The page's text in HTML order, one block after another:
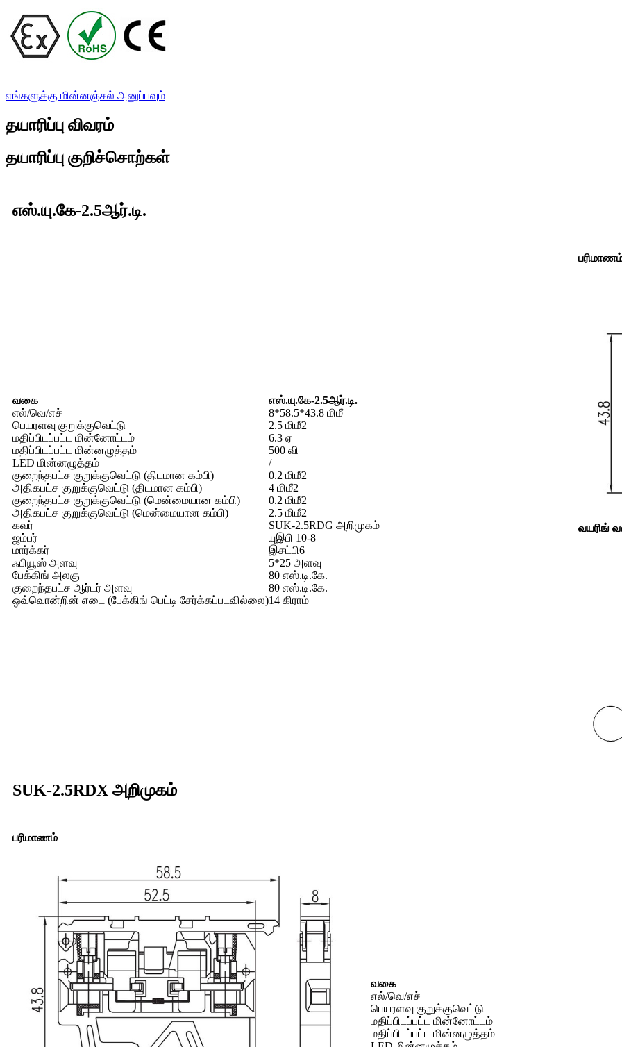
எங்களுக்கு மின்னஞ்சல் அனுப்பவும்
தயாரிப்பு விவரம்
தயாரிப்பு குறிச்சொற்கள்
எஸ்.யு.கே-2.5ஆர்.டி.
வகை
எஸ்.யு.கே-2.5ஆர்.டி.
எல்/வெ/எச்
8*58.5*43.8 மிமீ
பெயரளவு குறுக்குவெட்டு
2.5 மிமீ2
மதிப்பிடப்பட்ட மின்னோட்டம்
6.3 ஏ
மதிப்பிடப்பட்ட மின்னழுத்தம்
500 வி
LED மின்னழுத்தம்
/
குறைந்தபட்ச குறுக்குவெட்டு (திடமான கம்பி)
0.2 மிமீ2
அதிகபட்ச குறுக்குவெட்டு (திடமான கம்பி)
4 மிமீ2
குறைந்தபட்ச குறுக்குவெட்டு (மென்மையான கம்பி)
0.2 மிமீ2
அதிகபட்ச குறுக்குவெட்டு (மென்மையான கம்பி)
2.5 மிமீ2
கவர்
SUK-2.5RDG அறிமுகம்
ஜம்பர்
யுஇபி 10-8
மார்க்கர்
இசட்பி6
ஃபியூஸ் அளவு
5*25 அளவு
பேக்கிங் அலகு
80 எஸ்.டி.கே.
குறைந்தபட்ச ஆர்டர் அளவு
80 எஸ்.டி.கே.
ஒவ்வொன்றின் எடை (பேக்கிங் பெட்டி சேர்க்கப்படவில்லை)14 கிராம்
வயரிங்
SUK-2.5RDX அறிமுகம்
பரிமாணம்
வகை
எல்/வெ/எச்
பெயரளவு குறுக்குவெட்டு
மதிப்பிடப்பட்ட மின்னோட்டம்
மதிப்பிடப்பட்ட மின்னழுத்தம்